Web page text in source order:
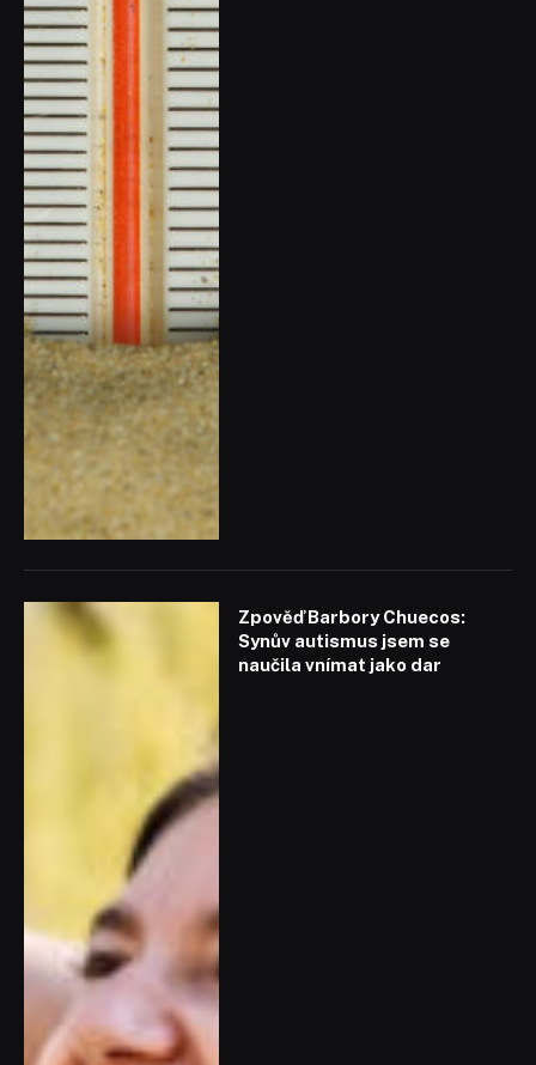
Zpověď Barbory Chuecos:
Synův autismus jsem se
naučila vnímat jako dar